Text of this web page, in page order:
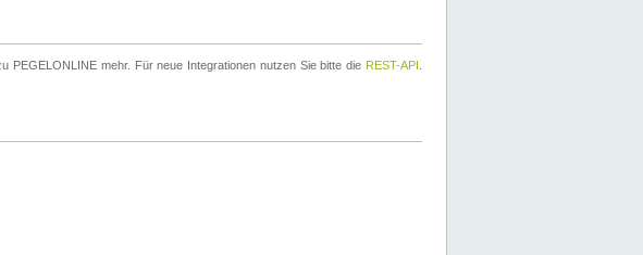
PEGELONLINE mehr. Für neue Integrationen nutzen Sie bitte die REST-API